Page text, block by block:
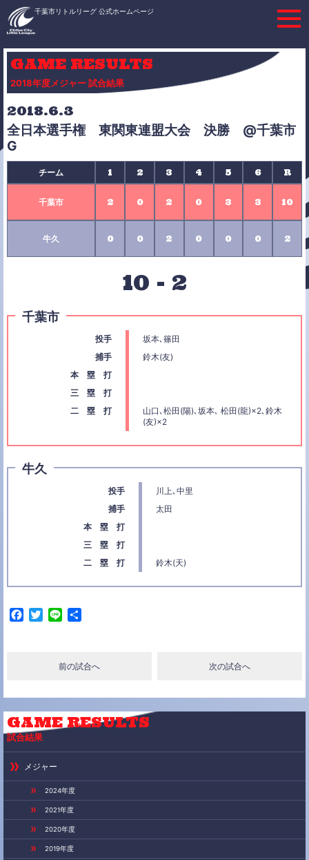
千葉市リトルリーグ 公式ホームページ
GAME RESULTS
2018年度メジャー 試合結果
2018.6.3
全日本選手権 東関東連盟大会 決勝 @千葉市
G
チーム 1 2 3 4 5 6 R
千葉市 2 0 2 0 3 3 10
牛久 0 0 2 0 0 0 2
10 - 2
千葉市
投手
坂本､篠田
捕手
鈴木(友)
本 塁 打
三 塁 打
二 塁 打
山口､松田(陽)､坂本､ 松田(龍)×2､鈴木
(友)×2
牛久
投手
川上､中里
捕手
太田
本 塁 打
三 塁 打
二 塁 打
鈴木(天)
o
k
r
前の試合へ 次の試合へ
GAMERESULTS
試合結果
メジャー
2024年度
2021年度
2020年度
2019年度